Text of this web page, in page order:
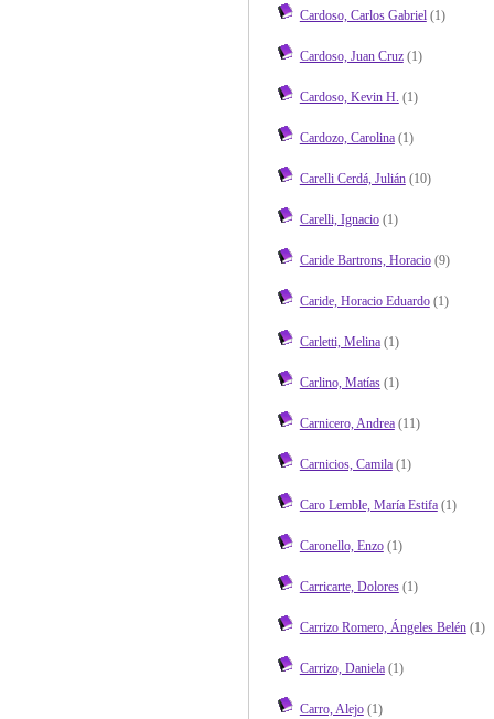
Cardoso, Carlos Gabriel(1)
Cardoso, Juan Cruz(1)
Cardoso, Kevin H. (1)
Cardozo, Carolina(1)
Carelli Cerdá, Julián(10)
Carelli, Ignacio(1)
Caride Bartrons, Horacio(9)
Caride, Horacio Eduardo(1)
Carletti, Melina(1)
Carlino, Matías(1)
Carnicero, Andrea(11)
Carnicios, Camila(1)
Caro Lemble, María Estifa(1)
Caronello, Enzo(1)
Carricarte, Dolores(1)
Carrizo Romero, Ángeles Belén(1)
Carrizo, Daniela(1)
Carro, Alejo(1)